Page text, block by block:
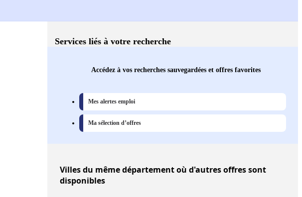
Services liés à votre recherche
Accédez à vos recherches sauvegardées et offres favorites
Mes alertes emploi
Ma sélection d’offres
Villesdu même département où d'autres offres sont
disponibles